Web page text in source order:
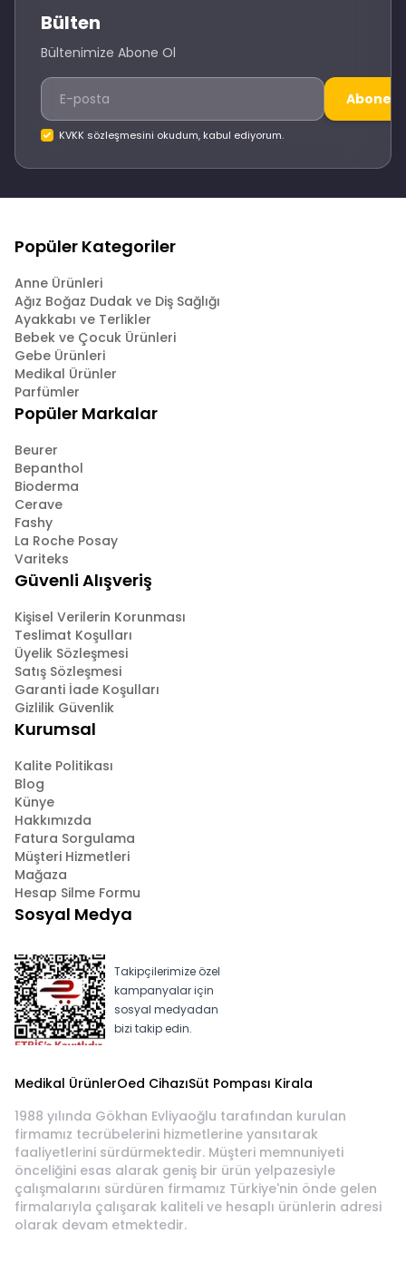
Bülten
Bültenimize Abone Ol
Abone
KVKK sözleşmesini okudum, kabul ediyorum.
Popüler Kategoriler
Anne Ürünleri
Ağız Boğaz Dudak ve Diş Sağlığı
Ayakkabı ve Terlikler
Bebek ve Çocuk Ürünleri
Gebe Ürünleri
Medikal Ürünler
Parfümler
Popüler Markalar
Beurer
Bepanthol
Bioderma
Cerave
Fashy
La Roche Posay
Variteks
Güvenli Alışveriş
Kişisel Verilerin Korunması
Teslimat Koşulları
Üyelik Sözleşmesi
Satış Sözleşmesi
Garanti İade Koşulları
Gizlilik Güvenlik
Kurumsal
Kalite Politikası
Blog
Künye
Hakkımızda
Fatura Sorgulama
Müşteri Hizmetleri
Mağaza
Hesap Silme Formu
Sosyal Medya
Takipçilerimize özel
kampanyalar için
sosyal medyadan
bizi takip edin.
Medikal ÜrünlerOed CihazıSüt Pompası Kirala
1988 yılında Gökhan Evliyaoğlu tarafından kurulan
firmamız tecrübelerini hizmetlerine yansıtarak
faaliyetlerini sürdürmektedir. Müşteri memnuniyeti
önceliğini esas alarak geniş bir ürün yelpazesiyle
çalışmalarını sürdüren firmamız Türkiye'nin önde gelen
firmalarıyla çalışarak kaliteli ve hesaplı ürünlerin adresi
olarak devam etmektedir.